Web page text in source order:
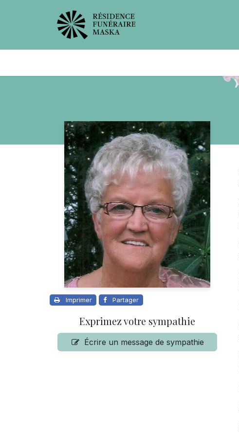
Imprimer Partager
Exprimez votre sympathie
Écrire un message de sympathie